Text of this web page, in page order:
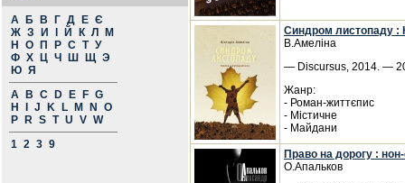
А Б В Г Д Е Є
Ж З И Й К Л
М
Н
О П Р С Т У
Ф Х Ц Ч Ш Щ Э
Ю Я
A
B C D E F G
H
J K L M N
O
P
R S T U V W
1 2 3 9
Синдром листопаду :
В.Амеліна
— Discursus, 2014. —
Жанр:
- Роман-життєпис
- Містичне
- Майдани
Право на дорогу :
О.Апальков